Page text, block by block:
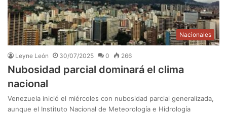
Nacionales
Leyne León 30/07/2025 0 266
Nubosidad parcial dominará el clima
nacional
Venezuela inició el miércoles con nubosidad parcial generalizada,
aunque el Instituto Nacional de Meteorología e Hidrología